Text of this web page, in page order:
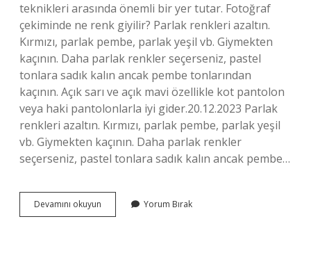
teknikleri arasında önemli bir yer tutar. Fotoğraf
çekiminde ne renk giyilir? Parlak renkleri azaltın.
Kırmızı, parlak pembe, parlak yeşil vb. Giymekten
kaçının. Daha parlak renkler seçerseniz, pastel
tonlara sadık kalın ancak pembe tonlarından
kaçının. Açık sarı ve açık mavi özellikle kot pantolon
veya haki pantolonlarla iyi gider.20.12.2023 Parlak
renkleri azaltın. Kırmızı, parlak pembe, parlak yeşil
vb. Giymekten kaçının. Daha parlak renkler
seçerseniz, pastel tonlara sadık kalın ancak pembe…
Devamını okuyun Fotoğraf
Çekiminde
Yorum Bırak